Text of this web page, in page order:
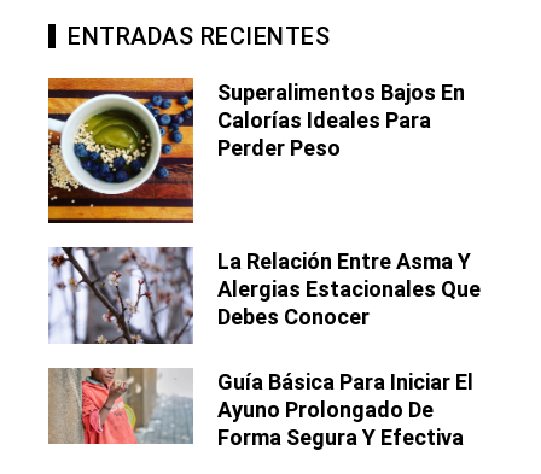
ENTRADAS RECIENTES
Superalimentos Bajos En
Calorías Ideales Para
Perder Peso
La Relación Entre Asma Y
Alergias Estacionales Que
Debes Conocer
Guía Básica Para Iniciar El
Ayuno Prolongado De
Forma Segura Y Efectiva